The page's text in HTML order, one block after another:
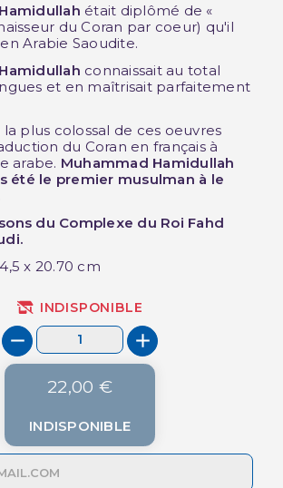
était diplômé de «
du Coran par coeur) qu'il
Arabie Saoudite.
connaissait au total
et en maîtrisait parfaitement
plus colossal de ces oeuvres
du Coran en français à
arabe. Muhammad Hamidullah
été le premier musulman à le
du Complexe du Roi Fahd
x 20.70 cm
INDISPONIBLE
22,00 €
INDISPONIBLE